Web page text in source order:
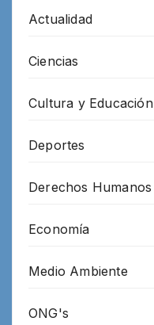
Actualidad
Ciencias
Cultura y Educación
Deportes
Derechos Humanos
Economía
Medio Ambiente
ONG's